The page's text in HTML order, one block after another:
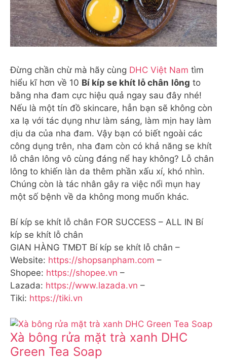
Đừng chần chừ mà hãy cùng DHC Việt Nam tìm
hiểu kĩ hơn về 10 Bí kíp se khít lỗ chân lông to
bằng nha đam cực hiệu quả ngay sau đây nhé!
Nếu là một tín đồ skincare, hẳn bạn sẽ không còn
xa lạ với tác dụng như làm sáng, làm mịn hay làm
dịu da của nha đam. Vậy bạn có biết ngoài các
công dụng trên, nha đam còn có khả năng se khít
lỗ chân lông vô cùng đáng nể hay không? Lỗ chân
lông to khiến làn da thêm phần xấu xí, khó nhìn.
Chúng còn là tác nhân gây ra việc nổi mụn hay
một số bệnh về da không mong muốn khác.
Bí kíp se khít lỗ chân FOR SUCCESS – ALL IN Bí
kíp se khít lỗ chân
GIAN HÀNG TMĐT Bí kíp se khít lỗ chân –
Website: https://shopsanpham.com –
Shopee: https://shopee.vn –
Lazada: https://www.lazada.vn –
Tiki: https://tiki.vn
Xà bông rửa mặt trà xanh DHC
Green Tea Soap